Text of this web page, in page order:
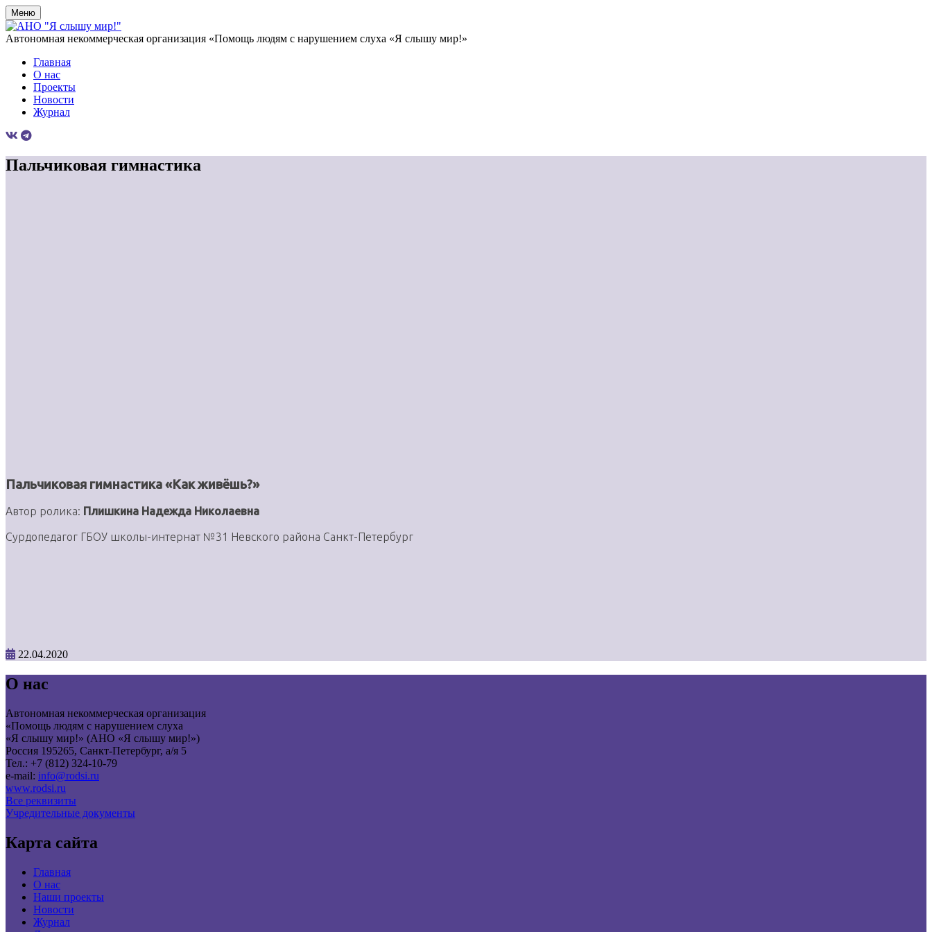
Меню
Автономная некоммерческая организация «Помощь людям с нарушением слуха «Я слышу мир!»
Главная
О нас
Проекты
Новости
Журнал
Пальчиковая гимнастика
Пальчиковая гимнастика «Как живёшь?»
Автор ролика: Плишкина Надежда Николаевна
Сурдопедагог ГБОУ школы-интернат №31 Невского района Санкт-Петербург
22.04.2020
О нас
Автономная некоммерческая организация
«Помощь людям с нарушением слуха
«Я слышу мир!» (АНО «Я слышу мир!»)
Россия 195265, Санкт-Петербург, а/я 5
Тел.: +7 (812) 324-10-79
e-mail: info@rodsi.ru
www.rodsi.ru
Все реквизиты
Учредительные документы
Карта сайта
Главная
О нас
Наши проекты
Новости
Журнал